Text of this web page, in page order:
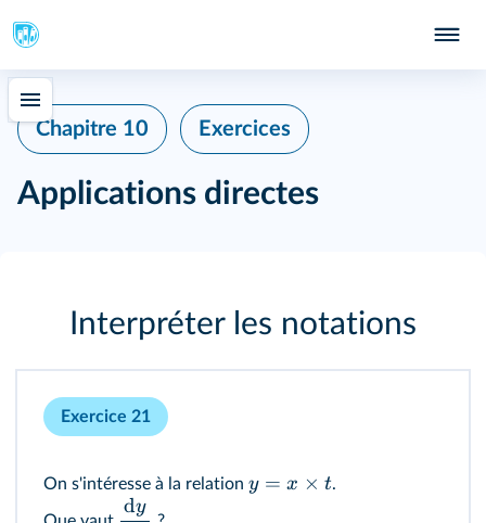
Chapitre 10 Exercices
Applications directes
Interpréter les notations
Exercice 21
On s'intéresse à la relation y = x × t.
dy